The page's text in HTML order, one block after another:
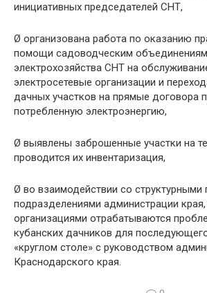
инициативных председателей СНТ,
Ø организована работа по оказанию
помощи садоводческим
электрохозяйства СНТ на
электросетевые организации и
дачных участков на прямые договора
потребленную электроэнергию,
Ø выявлены заброшенные участки на
проводится их инвентаризация,
Ø во взаимодействии со
подразделениями администрации
организациями отрабатываются
кубанских дачников для
«круглом столе» с руководством
Краснодарского края.